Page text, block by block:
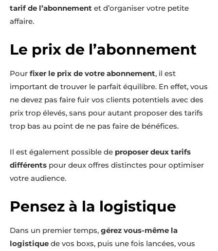
tarif de l’abonnement et d’organiser votre petite
affaire.
Le prix de l’abonnement
Pour fixer le prix de votre abonnement, il est
important de trouver le parfait équilibre. En effet, vous
ne devez pas faire fuir vos clients potentiels avec des
prix trop élevés, sans pour autant proposer des tarifs
trop bas au point de ne pas faire de bénéfices.
Il est également possible de proposer deux tarifs
différents pour deux offres distinctes pour optimiser
votre audience.
Pensez à la logistique
Dans un premier temps, gérez vous-même la
logistique de vos boxs, puis une fois lancées, vous